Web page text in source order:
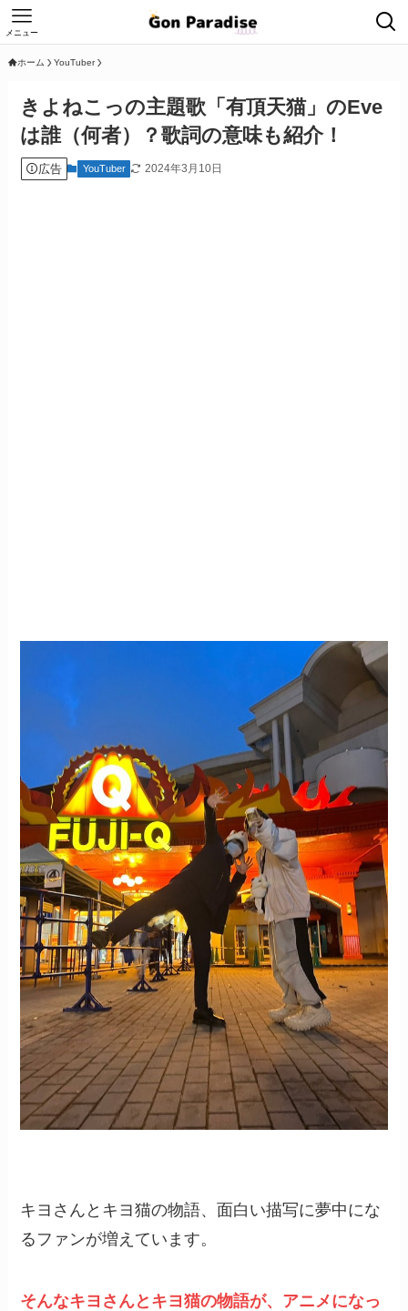
メニュー
ホーム YouTuber
きよねこっの主題歌「有頂天猫」のEve
は誰（何者）？歌詞の意味も紹介！
広告 YouTuber 2024年3月10日
キヨさんとキヨ猫の物語、面白い描写に夢中にな
るファンが増えています。
そんなキヨさんとキヨ猫の物語が、アニメになっ